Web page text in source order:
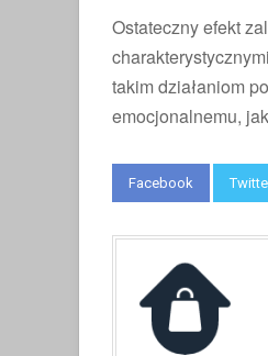
Ostateczny efekt
takim działaniom
emocjonalnemu,
Facebook